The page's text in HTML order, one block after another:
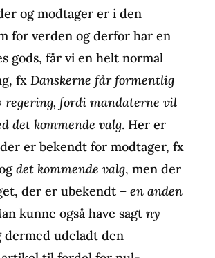
og modtager er i den
for verden og derfor har en
gods, får vi en helt normal
fx Danskerne får formentlig
regering, fordi mandaterne vil
det kommende valg. Her er
er bekendt for modtager, fx
det kommende valg, men der
der er ubekendt – en anden
kunne også have sagt ny
dermed udeladt den